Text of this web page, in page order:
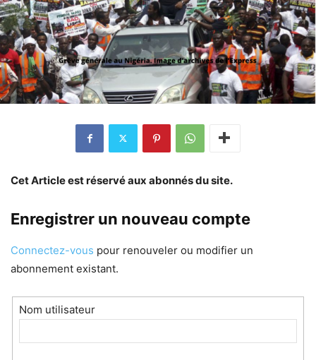
Cet Article est réservé aux abonnés du site.
Enregistrer un nouveau compte
Connectez-vous pour renouveler ou modifier un
abonnement existant.
Nom utilisateur